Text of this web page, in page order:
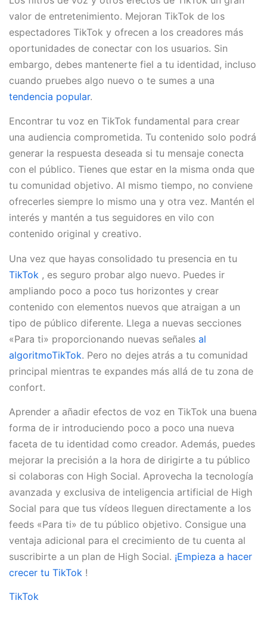
valor de entretenimiento. Mejoran TikTok de los
espectadores TikTok y ofrecen a los creadores más
oportunidades de conectar con los usuarios. Sin
embargo, debes mantenerte fiel a tu identidad, incluso
cuando pruebes algo nuevo o te sumes a una
tendencia popular.
Encontrar tu voz en TikTok fundamental para crear
una audiencia comprometida. Tu contenido solo podrá
generar la respuesta deseada si tu mensaje conecta
con el público. Tienes que estar en la misma onda que
tu comunidad objetivo. Al mismo tiempo, no conviene
ofrecerles siempre lo mismo una y otra vez. Mantén el
interés y mantén a tus seguidores en vilo con
contenido original y creativo.
Una vez que hayas consolidado tu presencia en tu
TikTok , es seguro probar algo nuevo. Puedes ir
ampliando poco a poco tus horizontes y crear
contenido con elementos nuevos que atraigan a un
tipo de público diferente. Llega a nuevas secciones
«Para ti» proporcionando nuevas señales al
algoritmoTikTok. Pero no dejes atrás a tu comunidad
principal mientras te expandes más allá de tu zona de
confort.
Aprender a añadir efectos de voz en TikTok una buena
forma de ir introduciendo poco a poco una nueva
faceta de tu identidad como creador. Además, puedes
mejorar la precisión a la hora de dirigirte a tu público
si colaboras con High Social. Aprovecha la tecnología
avanzada y exclusiva de inteligencia artificial de High
Social para que tus vídeos lleguen directamente a los
feeds «Para ti» de tu público objetivo. Consigue una
ventaja adicional para el crecimiento de tu cuenta al
suscribirte a un plan de High Social. ¡Empieza a hacer
crecer tu TikTok !
TikTok